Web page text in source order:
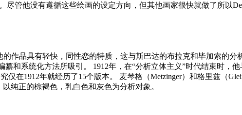
管他没有遵循这些绘画的设定方向，但其他画家很快就做了所以
的作品具有轻快，同性恋的特质，这与斯巴达的布拉克和毕加索的
和系统化方法所吸引。 1912年，在“分析立体主义”时代结束时，
仅在1912年就经历了15个版本。 麦琴格（Metzinger）和格里兹（
纯正的棕褐色，乳白色和灰色为分析对象。